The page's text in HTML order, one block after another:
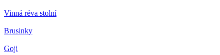
Vinná réva stolní
Brusinky
Goji